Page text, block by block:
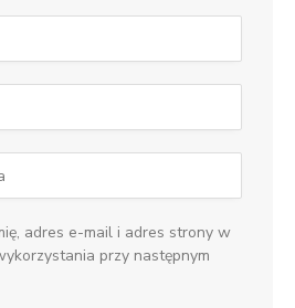
adres e-mail i adres strony w
przy następnym